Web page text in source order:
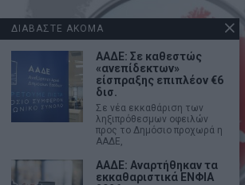
ΔΙΑΒΑΣΤΕ ΑΚΟΜΑ
ΑΑΔΕ: Σε καθεστώς
«ανεπίδεκτων»
είσπραξης επιπλέον €6
δισ.
Σε νέα εκκαθάριση των
ληξιπρόθεσμων οφειλών
προς το Δημόσιο προχωρά η
ΑΑΔΕ,
ΑΑΔΕ: Αναρτήθηκαν τα
εκκαθαριστικά ΕΝΦΙΑ